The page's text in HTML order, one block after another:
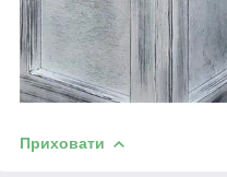
Приховати